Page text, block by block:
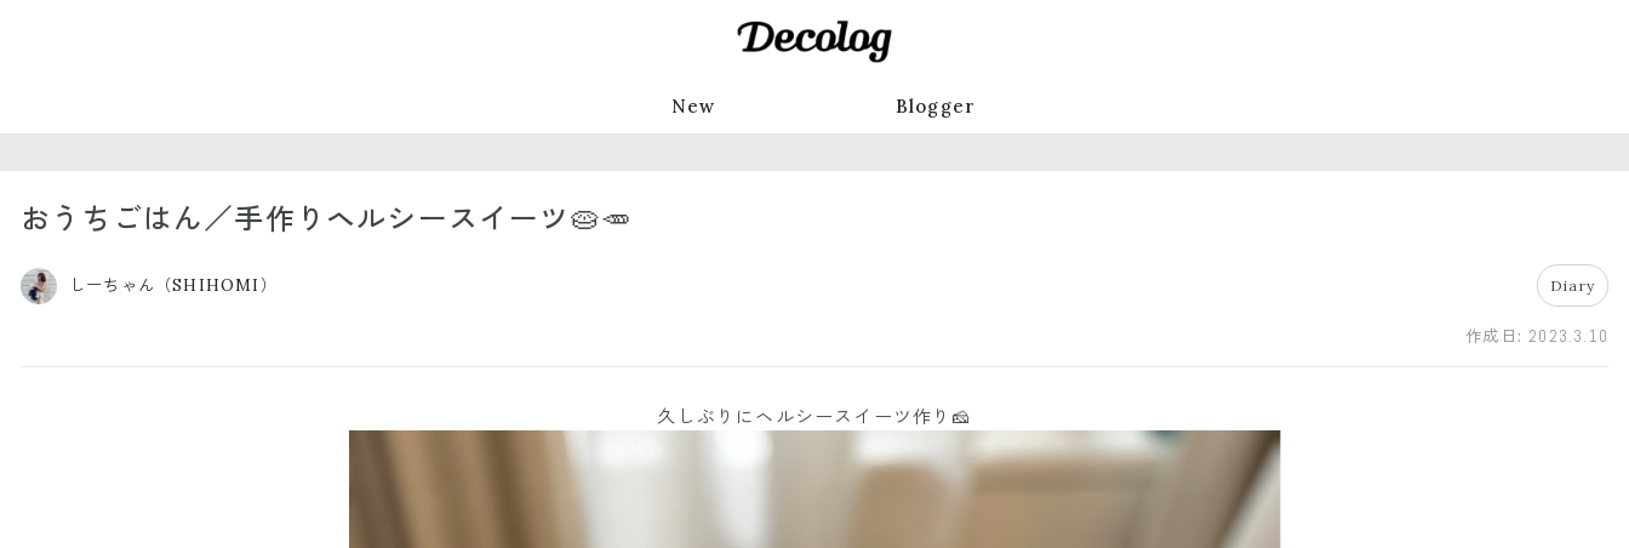
New Blogger
おうちごはん／手作りヘルシースイーツ🥧🥕
しーちゃん（SHIHOMI） Diary
作成日:2023.3.10
久しぶりにヘルシースイーツ作り🧀